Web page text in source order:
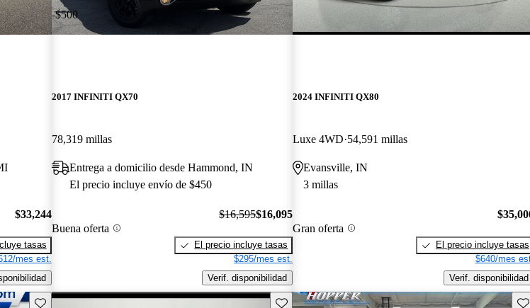
$33,244
tasas
mes est.
-$500
2017 INFINITI QX70
78,319 millas
Entrega a domicilio desde Hammond, IN
El precio incluye envío de $450
Buena oferta
$16,595$16,095
El precio incluye tasas
$295/mes est.
Verif. disponibilidad
2024 INFINITI QX80
Luxe 4WD 54,591 millas
Evansville, IN
3 millas
Gran oferta
El precio incluye tasas
$640/mes
Verif. disponibilidad
Guarda este Aviso Guarda este Aviso